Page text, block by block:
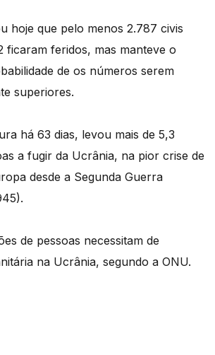
hoje que pelo menos 2.787 civis
ficaram feridos, mas manteve o
de os números serem
superiores.
há 63 dias, levou mais de 5,3
a fugir da Ucrânia, na pior crise de
desde a Segunda Guerra
de pessoas necessitam de
na Ucrânia, segundo a ONU.